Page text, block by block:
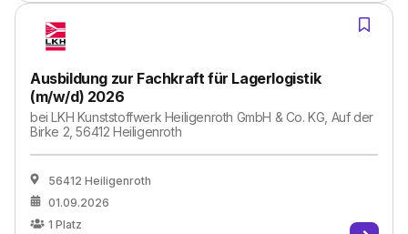
Ausbildung zur Fachkraft für Lagerlogistik
(m/w/d) 2026
beiLKH Kunststoffwerk Heiligenroth GmbH & Co. KG, Auf der
Birke 2, 56412 Heiligenroth
56412 Heiligenroth
01.09.2026
1 Platz